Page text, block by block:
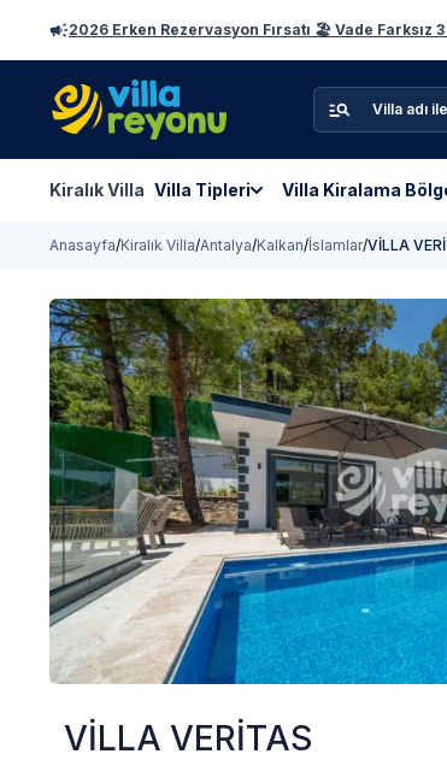
2026 Erken Rezervasyon Fırsatı 🏖️ Vade Farksız
Kiralık Villa Villa Tipleri Villa Kiralama
Anasayfa/Kiralık Villa/Antalya/Kalkan/İslamlar/VİLLA
VİLLA VERİTAS